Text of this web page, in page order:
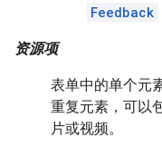
Feedback
资源项
表单中的单个元
重复元素，可以
片或视频。